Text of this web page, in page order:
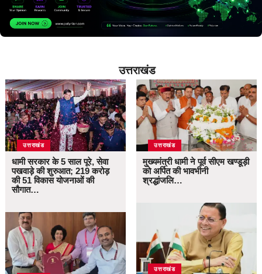
उत्तराखंड
उत्तराखंड
धामी सरकार के 5 साल पूरे, सेवा
पखवाड़े की शुरुआत; 219 करोड़
की 51 विकास योजनाओं की
सौगात…
उत्तराखंड
मुख्यमंत्री धामी ने पूर्व सीएम खण्डूड़ी
को अर्पित की भावभीनी
श्रद्धांजलि…
उत्तराखंड